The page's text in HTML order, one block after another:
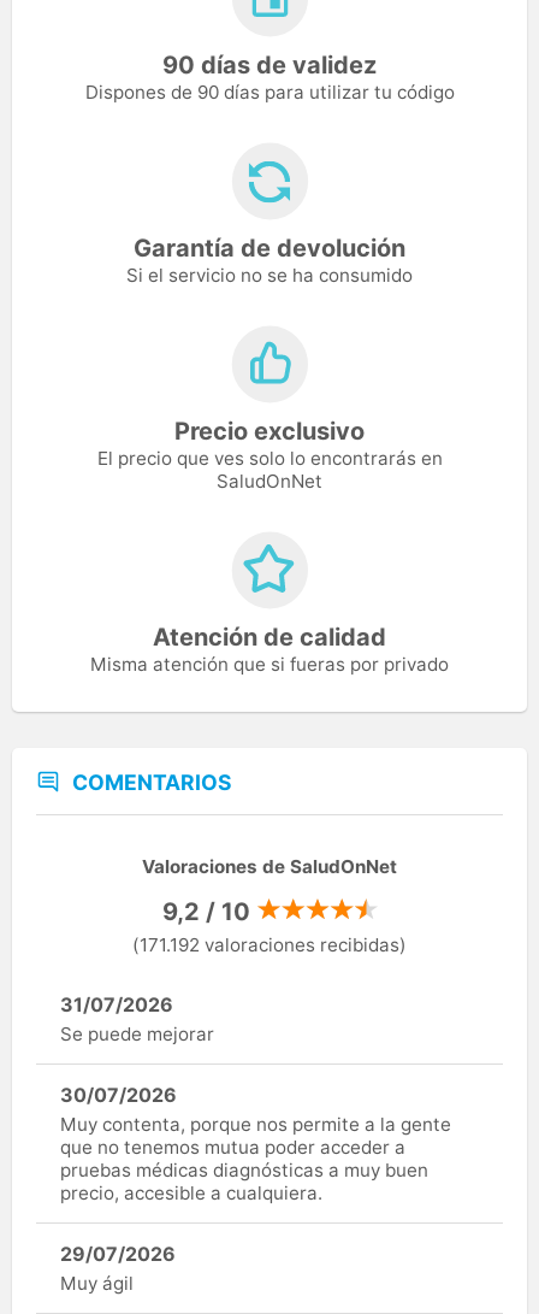
90 días de validez
Dispones de 90 días para utilizar tu código
Garantía de devolución
Si el servicio no se ha consumido
Precio exclusivo
El precio que ves solo lo encontrarás en
SaludOnNet
Atención de calidad
Misma atención que si fueras por privado
COMENTARIOS
Valoraciones de SaludOnNet
9,2 / 10
(171.192 valoraciones recibidas)
31/07/2026
Se puede mejorar
30/07/2026
Muy contenta, porque nos permite a la gente
que no tenemos mutua poder acceder a
pruebas médicas diagnósticas a muy buen
precio, accesible a cualquiera.
29/07/2026
Muy ágil